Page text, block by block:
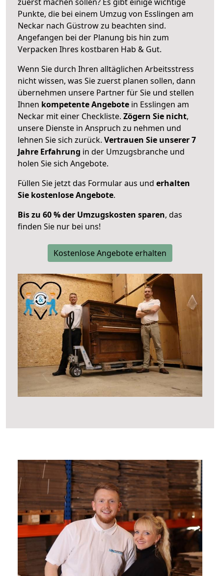
Punkte, die bei einem Umzug von Esslingen am
Neckar nach Güstrow zu beachten sind.
Angefangen bei der Planung bis hin zum
Verpacken Ihres kostbaren Hab & Gut.
Wenn Sie durch Ihren alltäglichen Arbeitsstress
nicht wissen, was Sie zuerst planen sollen, dann
übernehmen unsere Partner für Sie und stellen
Ihnen kompetente Angebote in Esslingen am
Neckar mit einer Checkliste. Zögern Sie nicht,
unsere Dienste in Anspruch zu nehmen und
lehnen Sie sich zurück. Vertrauen Sie unserer 7
Jahre Erfahrung in der Umzugsbranche und
holen Sie sich Angebote.
Füllen Sie jetzt das Formular aus und erhalten
Sie kostenlose Angebote.
Bis zu 60 % der Umzugskosten sparen, das
finden Sie nur bei uns!
Kostenlose Angebote erhalten